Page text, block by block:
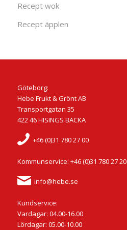
Recept wok
Recept äpplen
Göteborg:
Hebe Frukt & Grönt AB
Transportgatan 35
422 46 HISINGS BACKA
+46 (0)31 780 27 00
Kommunservice: +46 (0)31 780 27 20
info@hebe.se
Kundservice:
Vardagar: 04.00-16.00
Lördagar: 05.00-10.00